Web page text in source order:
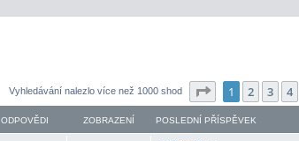
Vyhledávání nalezlo více než 1000 shod Stránka z
1 2 3 4
ODPOVĚDI ZOBRAZENÍ POSLEDNÍ PŘÍSPĚVEK